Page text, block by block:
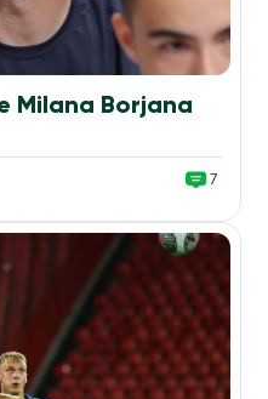
Milana Borjana
7